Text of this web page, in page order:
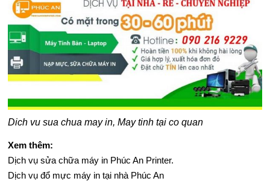
H
Ủ
T
H
Dich vu sua chua may in, May tinh tại co quan
Xem thêm:
Dịch vụ sửa chữa máy in Phúc An Printer.
Dịch vụ đổ mực máy in tại nhà Phúc An